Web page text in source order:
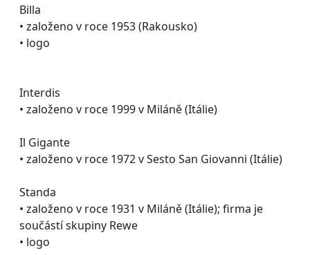
Billa
• založeno v roce 1953 (Rakousko)
• logo
Interdis
• založeno v roce 1999 v Miláně (Itálie)
Il Gigante
• založeno v roce 1972 v Sesto San Giovanni (Itálie)
Standa
• založeno v roce 1931 v Miláně (Itálie); firma je
součástí skupiny Rewe
• logo